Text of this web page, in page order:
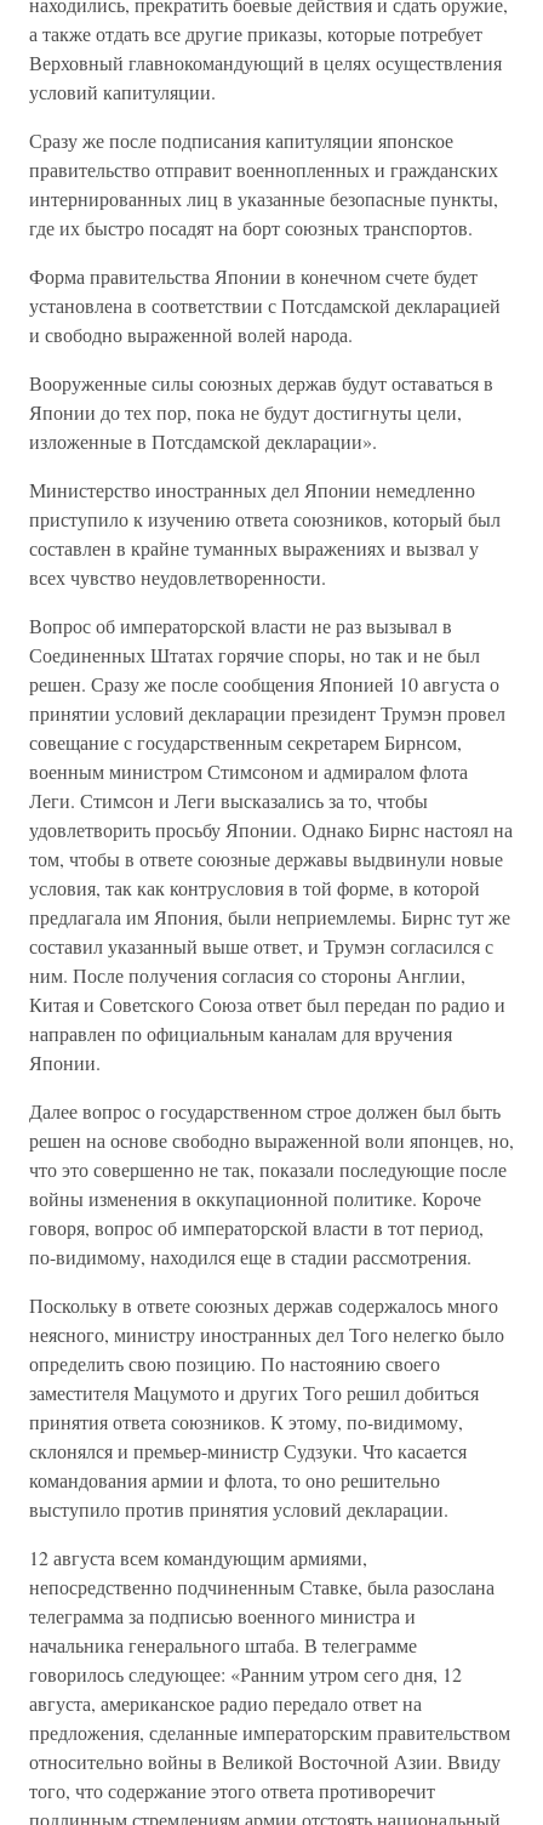
а также отдать все другие приказы, которые потребует
Верховный главнокомандующий в целях осуществления
условий капитуляции.
Сразу же после подписания капитуляции японское
правительство отправит военнопленных и гражданских
интернированных лиц в указанные безопасные пункты,
где их быстро посадят на борт союзных транспортов.
Форма правительства Японии в конечном счете будет
установлена в соответствии с Потсдамской декларацией
и свободно выраженной волей народа.
Вооруженные силы союзных держав будут оставаться в
Японии до тех пор, пока не будут достигнуты цели,
изложенные в Потсдамской декларации».
Министерство иностранных дел Японии немедленно
приступило к изучению ответа союзников, который был
составлен в крайне туманных выражениях и вызвал у
всех чувство неудовлетворенности.
Вопрос об императорской власти не раз вызывал в
Соединенных Штатах горячие споры, но так и не был
решен. Сразу же после сообщения Японией 10 августа о
принятии условий декларации президент Трумэн провел
совещание с государственным секретарем Бирнсом,
военным министром Стимсоном и адмиралом флота
Леги. Стимсон и Леги высказались за то, чтобы
удовлетворить просьбу Японии. Однако Бирнс настоял на
том, чтобы в ответе союзные державы выдвинули новые
условия, так как контрусловия в той форме, в которой
предлагала им Япония, были неприемлемы. Бирнс тут же
составил указанный выше ответ, и Трумэн согласился с
ним. После получения согласия со стороны Англии,
Китая и Советского Союза ответ был передан по радио и
направлен по официальным каналам для вручения
Японии.
Далее вопрос о государственном строе должен был быть
решен на основе свободно выраженной воли японцев, но,
что это совершенно не так, показали последующие после
войны изменения в оккупационной политике. Короче
говоря, вопрос об императорской власти в тот период,
по-видимому, находился еще в стадии рассмотрения.
Поскольку в ответе союзных держав содержалось много
неясного, министру иностранных дел Того нелегко было
определить свою позицию. По настоянию своего
заместителя Мацумото и других Того решил добиться
принятия ответа союзников. К этому, по-видимому,
склонялся и премьер-министр Судзуки. Что касается
командования армии и флота, то оно решительно
выступило против принятия условий декларации.
12 августа всем командующим армиями,
непосредственно подчиненным Ставке, была разослана
телеграмма за подписью военного министра и
начальника генерального штаба. В телеграмме
говорилось следующее: «Ранним утром сего дня, 12
августа, американское радио передало ответ на
предложения, сделанные императорским правительством
относительно войны в Великой Восточной Азии. Ввиду
того, что содержание этого ответа противоречит
подлинным стремлениям армии отстоять национальный